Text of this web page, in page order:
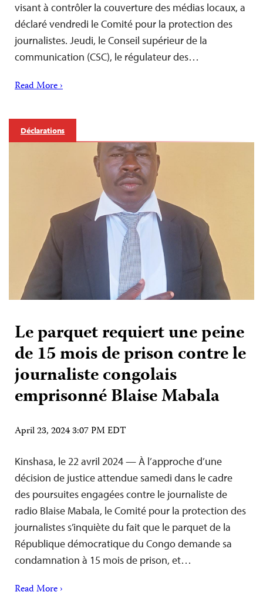
visant à contrôler la couverture des médias locaux, a
déclaré vendredi le Comité pour la protection des
journalistes. Jeudi, le Conseil supérieur de la
communication (CSC), le régulateur des…
Read More ›
Déclarations
Le parquet requiert une peine
de 15 mois de prison contre le
journaliste congolais
emprisonné Blaise Mabala
April 23, 2024 3:07 PM EDT
Kinshasa, le 22 avril 2024 — À l’approche d’une
décision de justice attendue samedi dans le cadre
des poursuites engagées contre le journaliste de
radio Blaise Mabala, le Comité pour la protection des
journalistes s’inquiète du fait que le parquet de la
République démocratique du Congo demande sa
condamnation à 15 mois de prison, et…